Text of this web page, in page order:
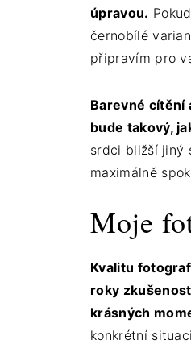
úpravou.
černobílé
připravím pro
Barevné cítění
bude takový,
srdci bližší jiný
maximálně
Moje
Kvalitu
roky
krásných
konkrétní